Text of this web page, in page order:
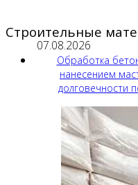
Строительные
07.08.2026
Обработка
нанесением
долговечности